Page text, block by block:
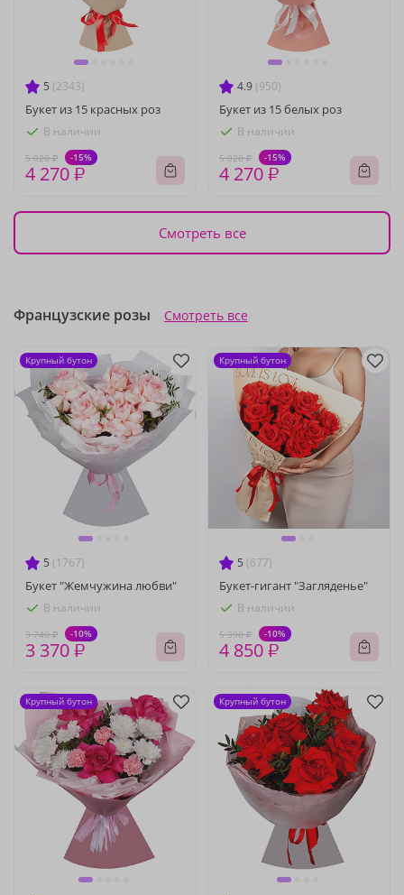
5 (2343)
Букет из 15 красных роз
В наличии
5 020 ₽ -15%
4 270 ₽
4.9 (950)
Букет из 15 белых роз
В наличии
5 020 ₽ -15%
4 270 ₽
Смотреть все
Французские розы Смотреть все
5 (1767)
Букет "Жемчужина любви"
В наличии
3 740 ₽ -10%
3 370 ₽
Крупный бутон
5 (677)
Букет-гигант "Загляденье"
В наличии
5 390 ₽ -10%
4 850 ₽
Крупный бутон
Крупный бутон Крупный бутон